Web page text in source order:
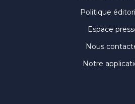
Politique
Espace
Nous
Notre